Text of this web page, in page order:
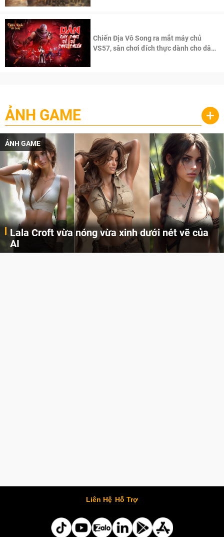
Chiến Địa Vô Song ra mắt máy chủ
VS57, sân chơi đích thực dành cho dân
ẢNH GAME +
ẢNH GAME
Lala Croft vừa nóng vừa xinh dưới nét vẽ của
AI
Liên Hệ Hỗ Trợ